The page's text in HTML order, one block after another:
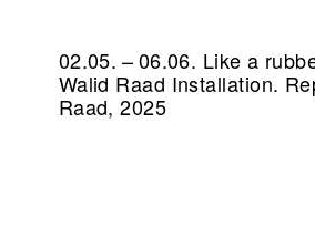
02.05. – 06.06. Like a
Walid Raad Installation.
Raad, 2025